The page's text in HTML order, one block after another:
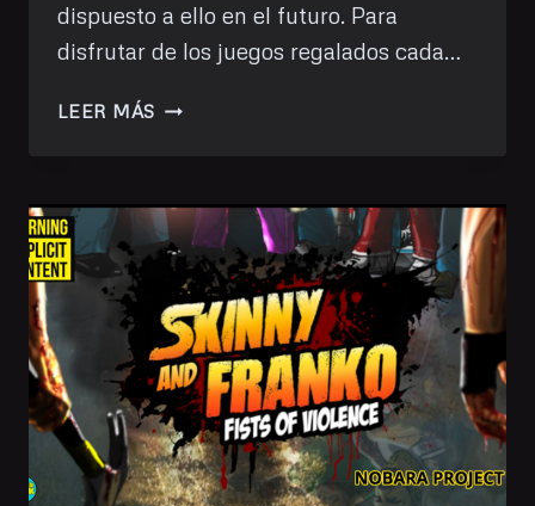
dispuesto a ello en el futuro. Para
disfrutar de los juegos regalados cada…
LEER MÁS TRAIN
GAMES)